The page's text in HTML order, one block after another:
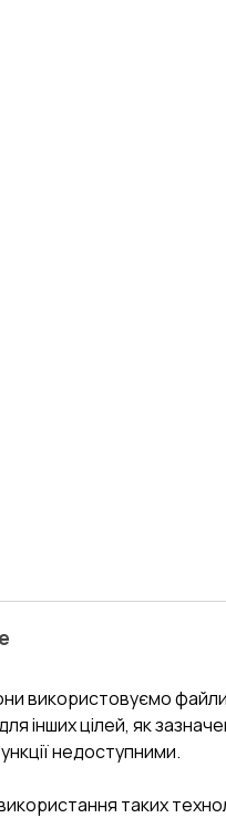
використовуємо
інших цілей, як
недоступними.
таких